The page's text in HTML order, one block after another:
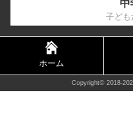
中
子ども
ホーム
Copyright© 2018-